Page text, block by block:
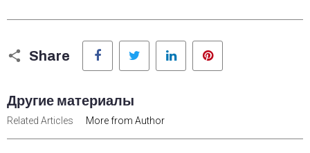
Share
Facebook Twitter LinkedIn
Другие материалы
Related Articles More from Author